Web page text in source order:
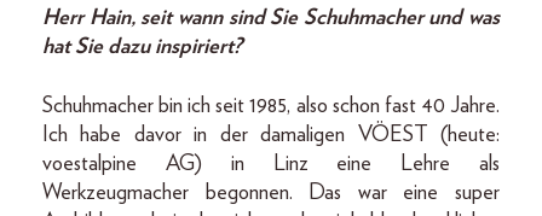
Herr Hain, seit wann sind Sie Schuhmacher und was
hat Sie dazu inspiriert?
Schuhmacher bin ich seit 1985, also schon fast 40 Jahre.
Ich habe davor in der damaligen VÖEST (heute:
voestalpine AG) in Linz eine Lehre als
Werkzeugmacher begonnen. Das war eine super